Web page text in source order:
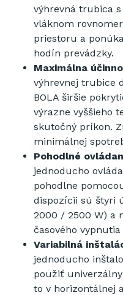
výhrevná trubica
vláknom
priestoru a
hodín prevádzky.
Maximálna
výhrevnej trubice
BOLA širšie
výrazne vyššieho
skutočný príkon.
minimálnej
Pohodlné
jednoducho
pohodlne
dispozícii sú štyri
2000 / 2500 W) a
časového
Variabilná
jednoducho
použiť
to v horizontálnej